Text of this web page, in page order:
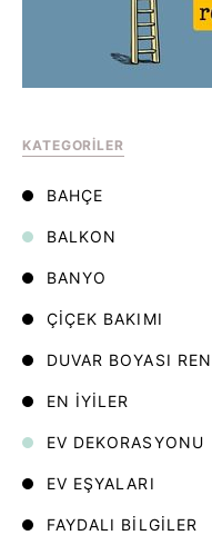
KATEGORILER
BAHÇE
BALKON
BANYO
ÇIÇEK BAKIMI
DUVAR BOYASI
EN İYILER
EV DEKORASYONU
EV EŞYALARI
FAYDALI BILGILER